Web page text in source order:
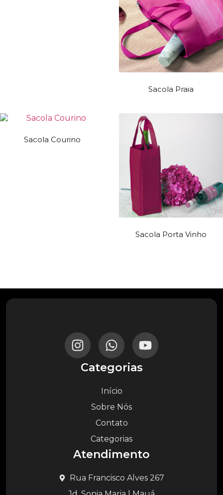
Sacola Praia
Sacola Courino
Sacola Porta Vinho
Categorias
Início
Sobre Nós
Contato
Categorias
Atendimento
Rua Francisco Alves 267